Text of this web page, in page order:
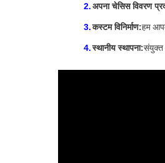
अपना चेसिस विवरण
कस्टम विनिर्माण:हम
स्थानीय स्थापना:संयुक्त